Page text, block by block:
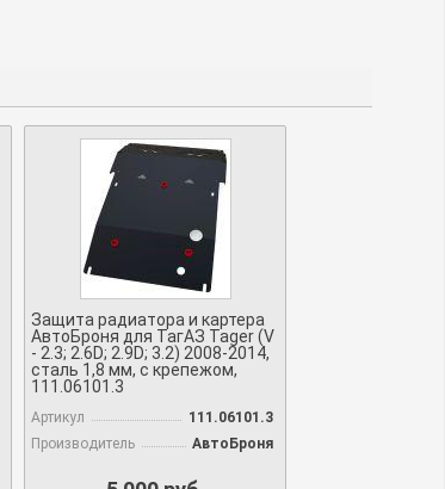
Защита радиатора и картера
АвтоБроня для ТагАЗ Tager (V
- 2.3; 2.6D; 2.9D; 3.2) 2008-2014,
сталь 1,8 мм, с крепежом,
111.06101.3
Артикул
111.06101.3
Производитель
АвтоБроня